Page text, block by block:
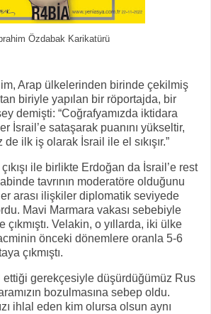
İbrahim Özdabak Karikatürü
Arap ülkelerinden birinde çekilmiş
biriyle yapılan bir röportajda, bir
demişti: “Coğrafyamızda iktidara
İsrail’e sataşarak puanını yükseltir,
ilk iş olarak İsrail ile el sıkışır.”
ile birlikte Erdoğan da İsrail’e rest
tavrının moderatöre olduğunu
arası ilişkiler diplomatik seviyede
Mavi Marmara vakası sebebiyle
Velakin, o yıllarda, iki ülke
önceki dönemlere oranla 5-6
çıkmıştı.
ettiği gerekçesiyle düşürdüğümüz Rus
bozulmasına sebep oldu.
ihlal eden kim olursa olsun aynı